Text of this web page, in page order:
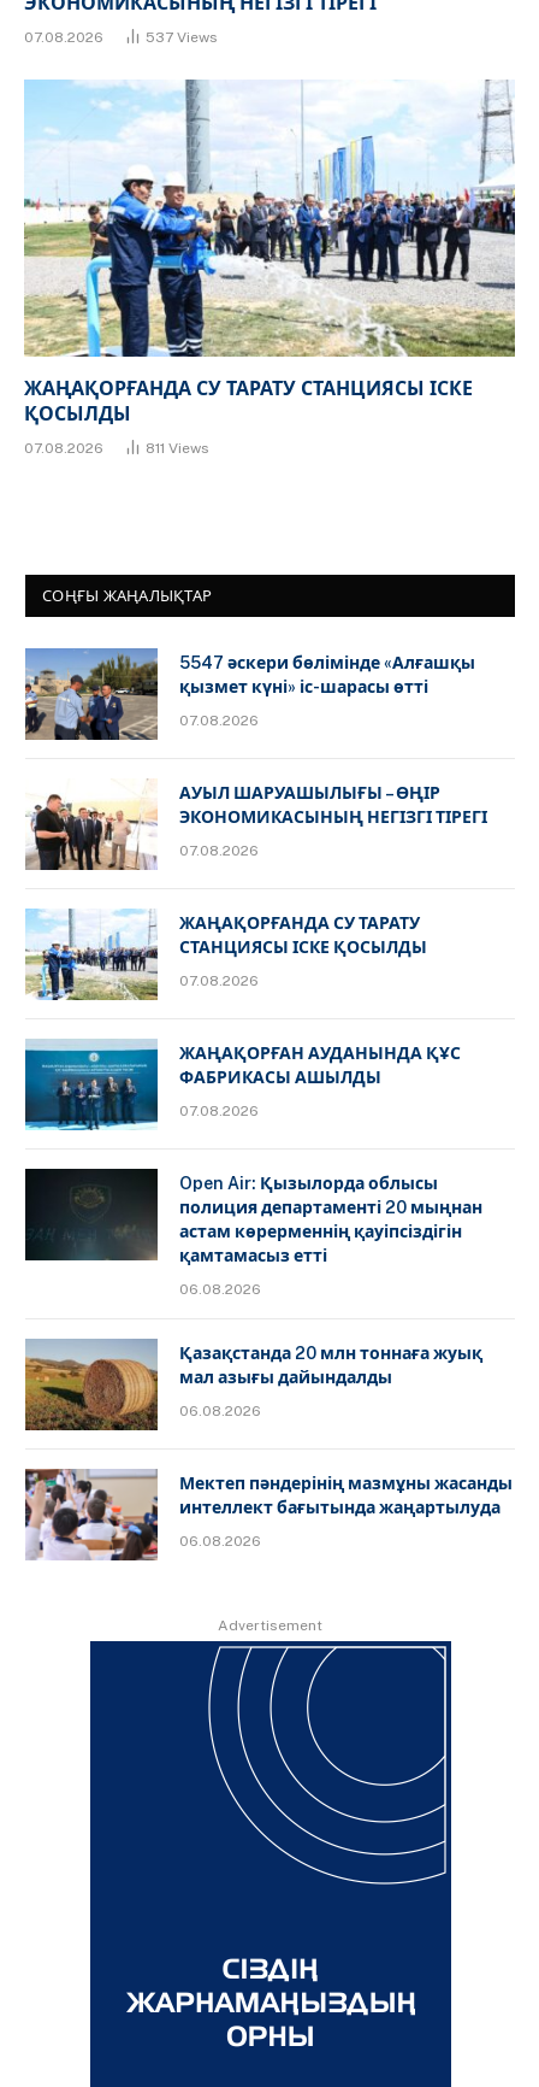
07.08.2026 537 Views
ЖАҢАҚОРҒАНДА СУ ТАРАТУ СТАНЦИЯСЫ ІСКЕ
ҚОСЫЛДЫ
07.08.2026 811 Views
СОҢҒЫ ЖАҢАЛЫҚТАР
5547 әскери бөлімінде «Алғашқы
қызмет күні» іс-шарасы өтті
07.08.2026
АУЫЛ ШАРУАШЫЛЫҒЫ – ӨҢІР
ЭКОНОМИКАСЫНЫҢ НЕГІЗГІ ТІРЕГІ
07.08.2026
ЖАҢАҚОРҒАНДА СУ ТАРАТУ
СТАНЦИЯСЫ ІСКЕ ҚОСЫЛДЫ
07.08.2026
ЖАҢАҚОРҒАН АУДАНЫНДА ҚҰС
ФАБРИКАСЫ АШЫЛДЫ
07.08.2026
Open Air: Қызылорда облысы
полиция департаменті 20 мыңнан
астам көрерменнің қауіпсіздігін
қамтамасыз етті
06.08.2026
Қазақстанда 20 млн тоннаға жуық
мал азығы дайындалды
06.08.2026
Мектеп пәндерінің мазмұны жасанды
интеллект бағытында жаңартылуда
06.08.2026
Advertisement